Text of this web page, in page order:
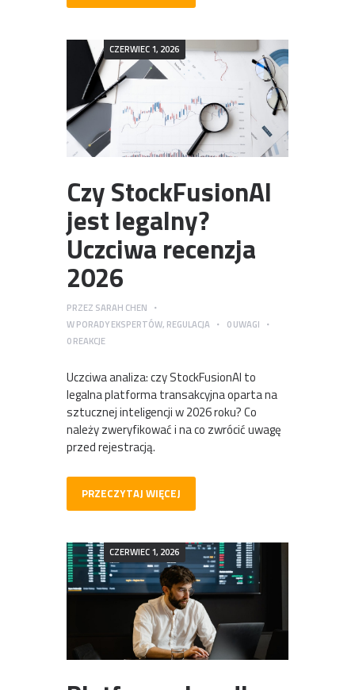
CZERWIEC 1, 2026
Czy StockFusionAI
jest legalny?
Uczciwa recenzja
2026
PRZEZ SARAH CHEN
WPORADY EKSPERTÓW, REGULACJA 0UWAGI
0REAKCJE
Uczciwa analiza: czy StockFusionAI to
legalna platforma transakcyjna oparta na
sztucznej inteligencji w 2026 roku? Co
należy zweryfikować i na co zwrócić uwagę
przed rejestracją.
PRZECZYTAJ WIĘCEJ
CZERWIEC 1, 2026